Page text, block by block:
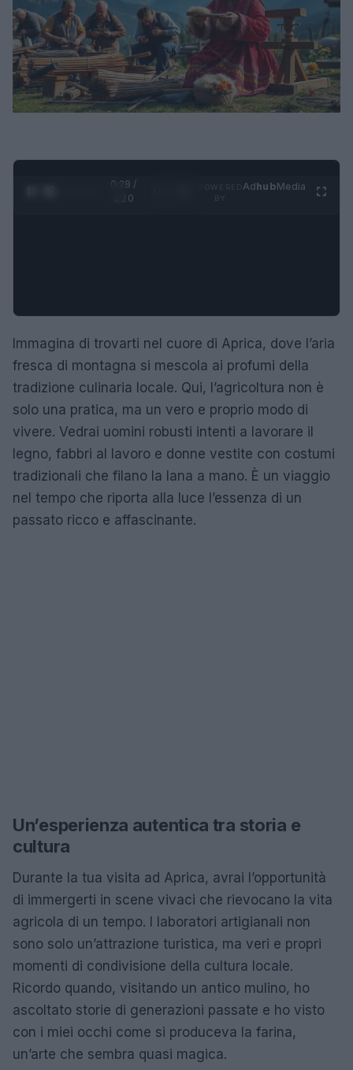
0:29 /
1:20
AdhubMedia
Immagina di trovarti nel cuore di Aprica, dove l’aria
fresca di montagna si mescola ai profumi della
tradizione culinaria locale. Qui, l’agricoltura non è
solo una pratica, ma un vero e proprio modo di
vivere. Vedrai uomini robusti intenti a lavorare il
legno, fabbri al lavoro e donne vestite con costumi
tradizionali che filano la lana a mano. È un viaggio
nel tempo che riporta alla luce l’essenza di un
passato ricco e affascinante.
Un’esperienza autentica tra storia e
cultura
Durante la tua visita ad Aprica, avrai l’opportunità
di immergerti in scene vivaci che rievocano la vita
agricola di un tempo. I laboratori artigianali non
sono solo un’attrazione turistica, ma veri e propri
momenti di condivisione della cultura locale.
Ricordo quando, visitando un antico mulino, ho
ascoltato storie di generazioni passate e ho visto
con i miei occhi come si produceva la farina,
un’arte che sembra quasi magica.